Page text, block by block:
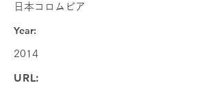
日本コロムビア
Year:
2014
URL: